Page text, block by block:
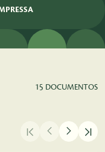
15 DOCUMENTOS